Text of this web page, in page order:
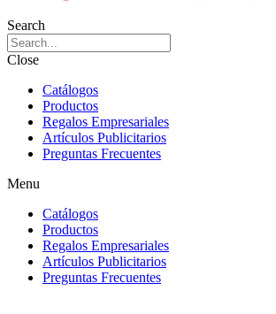
Search
Close
Catálogos
Productos
Regalos Empresariales
Artículos Publicitarios
Preguntas Frecuentes
Menu
Catálogos
Productos
Regalos Empresariales
Artículos Publicitarios
Preguntas Frecuentes